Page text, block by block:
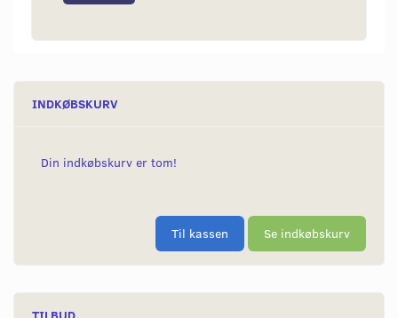
INDKØBSKURV
Din indkøbskurv er tom!
Til kassen Se indkøbskurv